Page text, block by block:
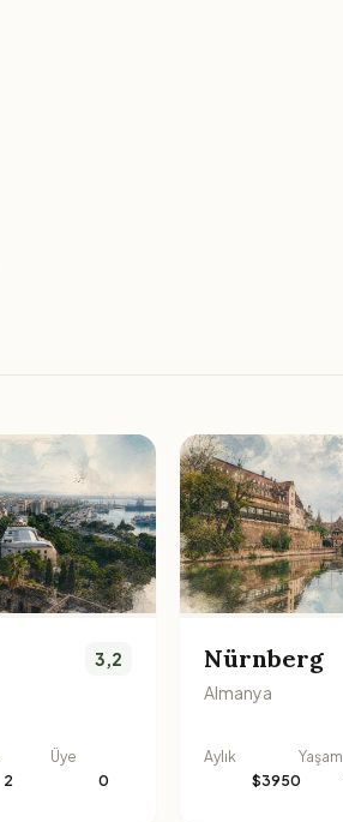
3,2
2
Üye
0
Nürnberg
Almanya
Aylık
$3950
Yaşam